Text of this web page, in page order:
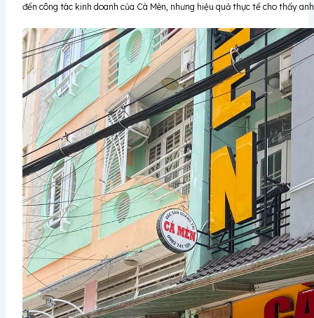
đến công tác kinh doanh của Cà Mèn, nhưng hiệu quả thực tế cho thấy